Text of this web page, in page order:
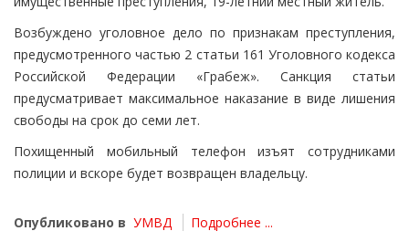
Возбуждено уголовное дело по признакам преступления,
предусмотренного частью 2 статьи 161 Уголовного кодекса
Российской Федерации «Грабеж». Санкция статьи
предусматривает максимальное наказание в виде лишения
свободы на срок до семи лет.
Похищенный мобильный телефон изъят сотрудниками
полиции и вскоре будет возвращен владельцу.
Опубликовано в УМВД Подробнее ...